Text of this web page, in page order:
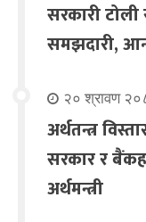
सरकारी
समझदारी,
२० श्रावण
अर्थतन्त्र
सरकार र
अर्थमन्त्री